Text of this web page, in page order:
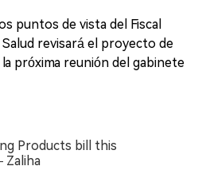
puntos de vista del Fiscal
revisará el proyecto de
próxima reunión del gabinete
Products bill this
Zaliha